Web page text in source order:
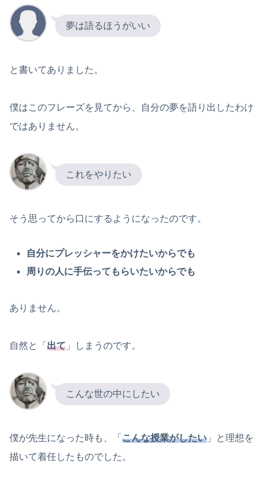
夢は語るほうがいい
と書いてありました。
僕はこのフレーズを見てから、自分の夢を語り出したわけ
ではありません。
これをやりたい
そう思ってから口にするようになったのです。
自分にプレッシャーをかけたいからでも
周りの人に手伝ってもらいたいからでも
ありません。
自然と「 出て 」しまうのです。
こんな世の中にしたい
僕が先生になった時も、「 こんな授業がしたい 」と理想を
描いて着任したものでした。